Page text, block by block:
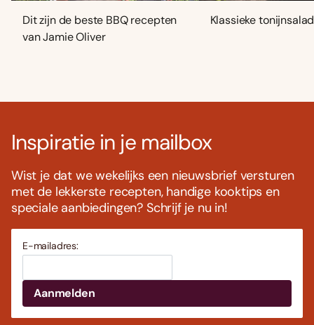
Dit zijn de beste BBQ recepten
van Jamie Oliver
Klassieke
Inspiratie in je mailbox
Wist je dat we wekelijks een nieuwsbrief versturen
met de lekkerste recepten, handige kooktips en
speciale aanbiedingen? Schrijf je nu in!
E-mailadres: